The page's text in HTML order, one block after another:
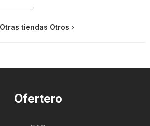
Otras tiendas Otros
Ofertero